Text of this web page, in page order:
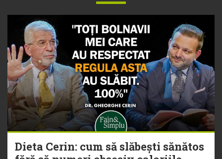
Dieta Cerin: cum să slăbești sănătos